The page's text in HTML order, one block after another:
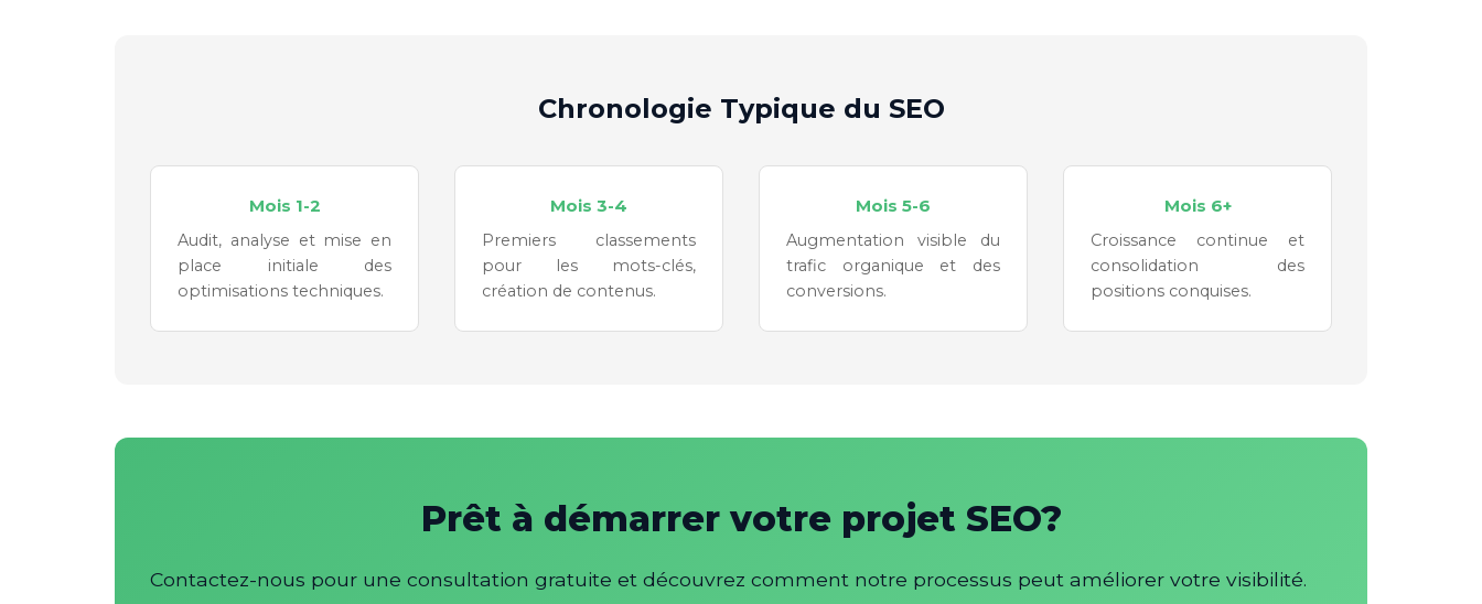
Chronologie Typique du SEO
Mois 1-2
Audit, analyse et mise en
place initiale des
optimisations techniques.
Mois 3-4
Premiers classements
pour les mots-clés,
création de contenus.
Mois 5-6
Augmentation visible du
trafic organique et des
conversions.
Mois 6+
Croissance continue et
consolidation des
positions conquises.
Prêt à démarrer votre projet SEO?
Contactez-nous pour une consultation gratuite et découvrez comment notre processus peut améliorer votre visibilité.